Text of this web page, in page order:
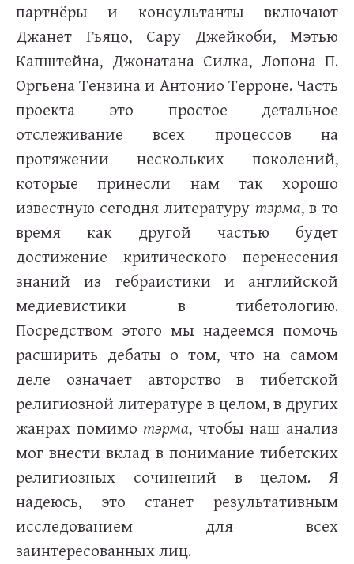
партнёры и консультанты включают
Джанет Гьяцо, Сару Джейкоби, Мэтью
Капштейна, Джонатана Силка, Лопона П.
Оргьена Тензина и Антонио Терроне. Часть
проекта это простое детальное
отслеживание всех процессов на
протяжении нескольких поколений,
которые принесли нам так хорошо
известную сегодня литературу тэрма, в то
время как другой частью будет
достижение критического перенесения
знаний из гебраистики и английской
медиевистики в тибетологию.
Посредством этого мы надеемся помочь
расширить дебаты о том, что на самом
деле означает авторство в тибетской
религиозной литературе в целом, в других
жанрах помимотэрма, чтобы наш анализ
мог внести вклад в понимание тибетских
религиозных сочинений в целом. Я
надеюсь, это станет результативным
исследованием для всех
заинтересованных лиц.